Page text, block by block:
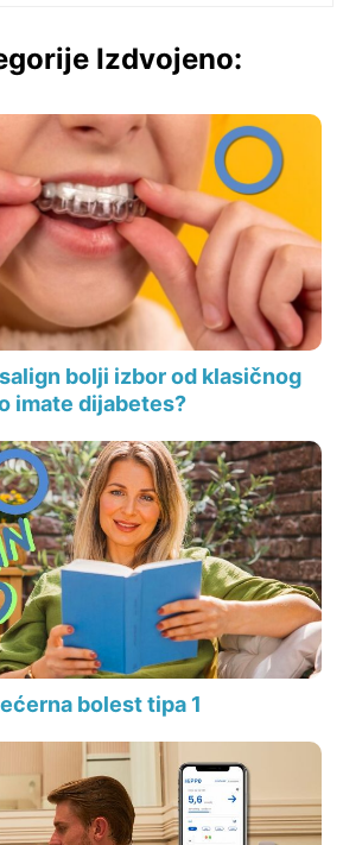
Izdvojeno:
bolji izbor od klasičnog
imate dijabetes?
bolest tipa 1